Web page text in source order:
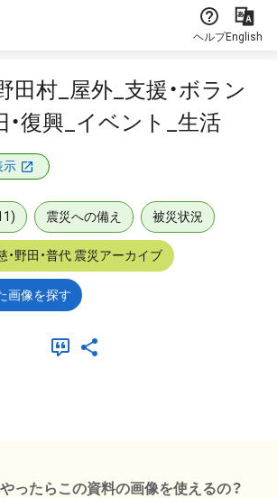
ヘルプEnglish
田村_屋外_支援・ボラン
復興_イベント_生活
示
震災への備え 被災状況
・野田・普代 震災アーカイブ
画像を探す
ったらこの資料の画像を使えるの？